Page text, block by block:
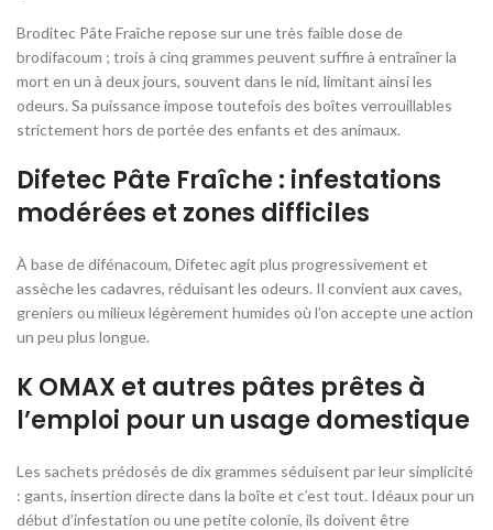
Broditec Pâte Fraîche repose sur une très faible dose de
brodifacoum ; trois à cinq grammes peuvent suffire à entraîner la
mort en un à deux jours, souvent dans le nid, limitant ainsi les
odeurs. Sa puissance impose toutefois des boîtes verrouillables
strictement hors de portée des enfants et des animaux.
Difetec Pâte Fraîche : infestations
modérées et zones difficiles
À base de difénacoum, Difetec agit plus progressivement et
assèche les cadavres, réduisant les odeurs. Il convient aux caves,
greniers ou milieux légèrement humides où l’on accepte une action
un peu plus longue.
K OMAX et autres pâtes prêtes à
l’emploi pour un usage domestique
Les sachets prédosés de dix grammes séduisent par leur simplicité
: gants, insertion directe dans la boîte et c’est tout. Idéaux pour un
début d’infestation ou une petite colonie, ils doivent être